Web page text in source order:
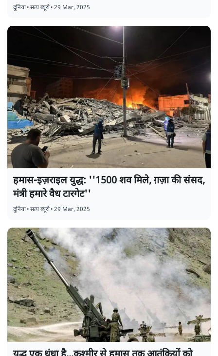
दुनिया•सत्य ब्यूरो•29 Mar, 2025
हमास-इज़राइल युद्ध: ''1500 शव मिले, ग़ज़ा की संसद,
मंत्री हमारे वैध टारगेट''
दुनिया•सत्य ब्यूरो•29 Mar, 2025